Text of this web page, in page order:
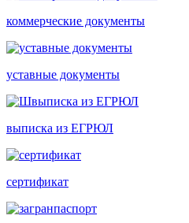
коммерческие документы
уставные документы
выписка из ЕГРЮЛ
сертификат